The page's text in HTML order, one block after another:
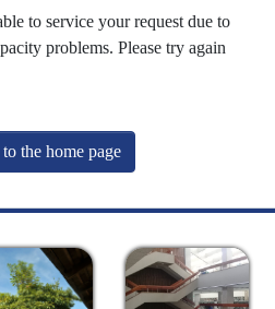
to service your request due to
problems. Please try again
the home page